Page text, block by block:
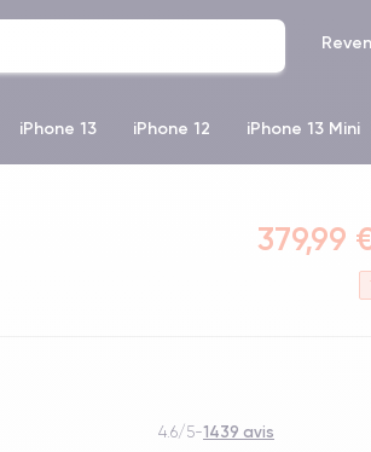
iPhone 13 iPhone 12 iPhone 13 Mini
379,99
4.6/5-1439 avis